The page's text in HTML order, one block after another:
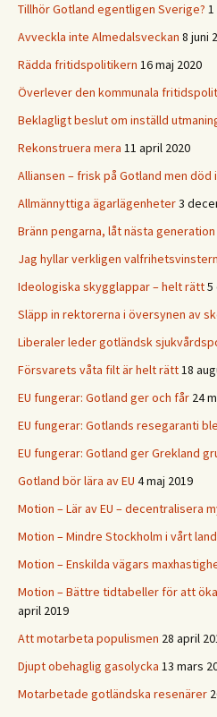
Tillhör Gotland egentligen Sverige? 1
Avveckla inte Almedalsveckan 8 juni
Rädda fritidspolitikern 16 maj 2020
Överlever den kommunala
Beklagligt beslut om inställd
Rekonstruera mera 11 april 2020
Alliansen – frisk på Gotland men död
Allmännyttiga ägarlägenheter3
Bränn pengarna, låt nästa
Jag hyllar verkligen
Ideologiska skygglappar – helt rätt5
Släpp in rektorerna i översynen av
Liberaler leder gotländsk
Försvarets våta filt är helt rätt18
EU fungerar: Gotland ger och får 24
EU fungerar: Gotlands resegaranti
EU fungerar: Gotland ger Grekland
Gotland bör lära av EU 4 maj 2019
Motion – Lär av EU – decentralisera
Motion – Mindre Stockholm i vårt
Motion – Enskilda vägars
Motion – Bättre tidtabeller för att
april 2019
Att motarbeta populismen 28 april
Djupt obehaglig gasolycka 13 mars
Motarbetade gotländska resenärer